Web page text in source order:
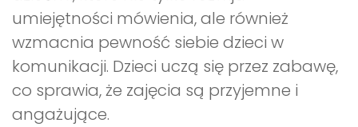
umiejętności mówienia, ale również
wzmacnia pewność siebie dzieci w
komunikacji. Dzieci uczą się przez zabawę,
co sprawia, że zajęcia są przyjemne i
angażujące.